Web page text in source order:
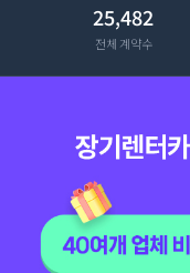
25,482
전체 계약수